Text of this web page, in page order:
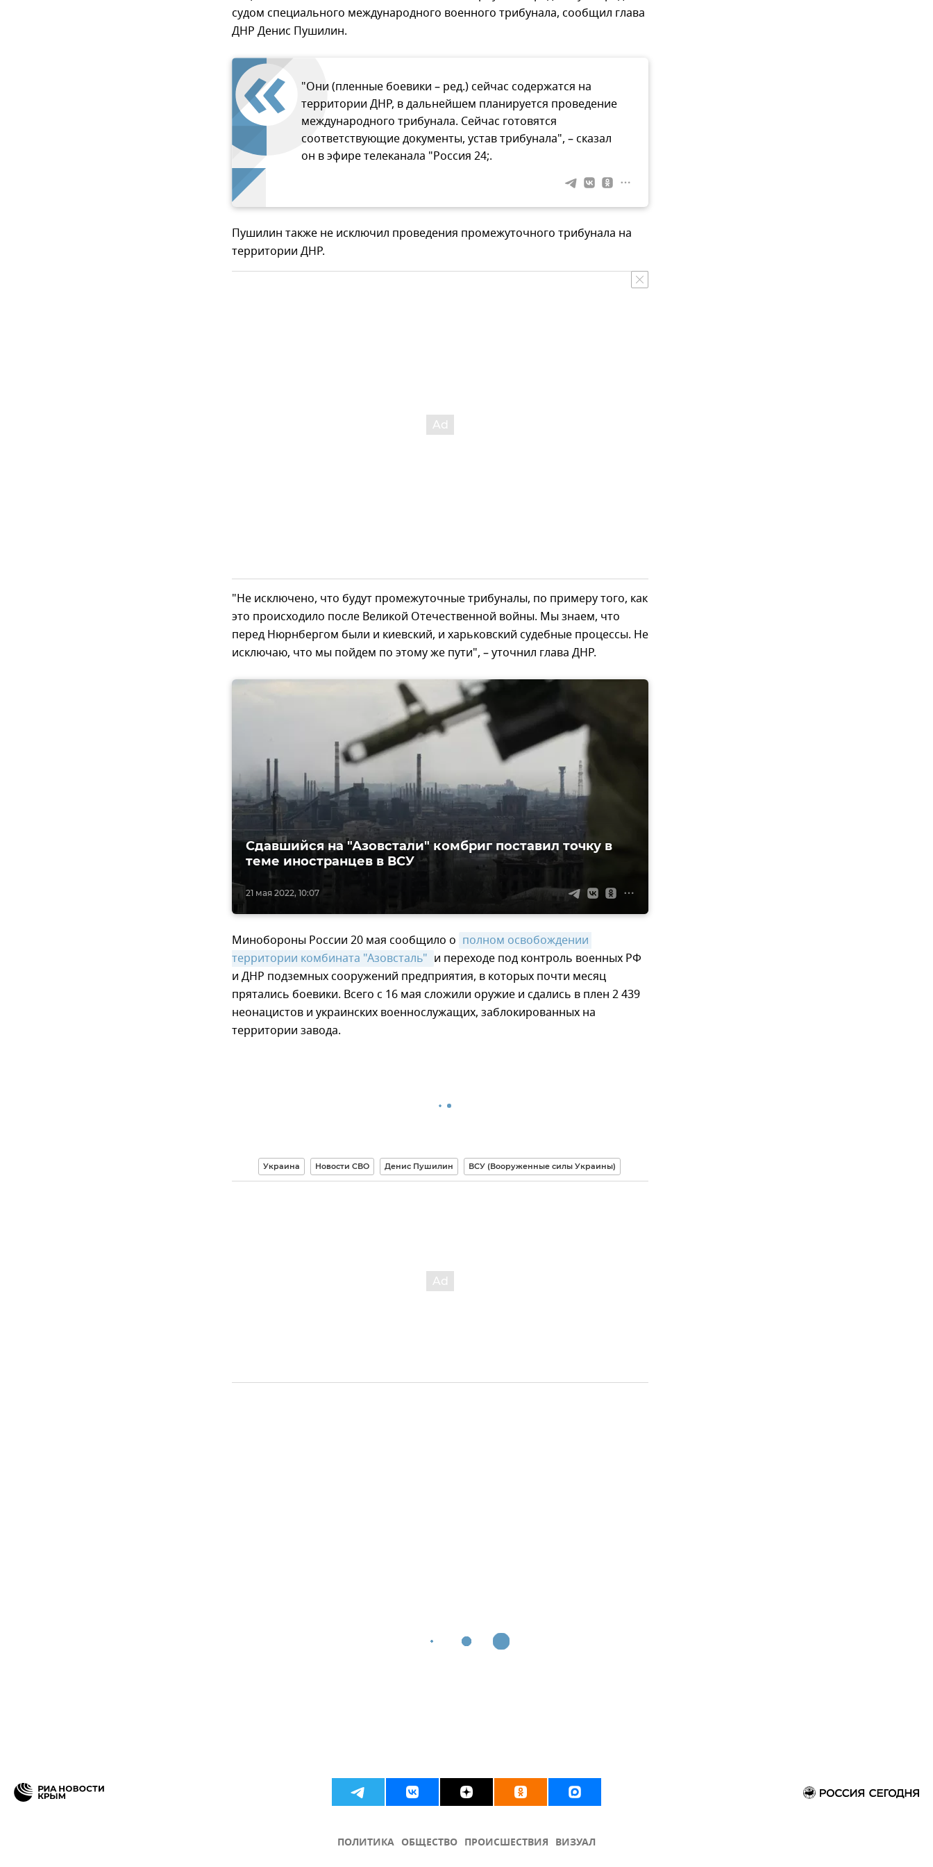
судом специального международного военного трибунала, сообщил глава
ДНР Денис Пушилин.
"Они (пленные боевики – ред.) сейчас содержатся на
территории ДНР, в дальнейшем планируется проведение
международного трибунала. Сейчас готовятся
соответствующие документы, устав трибунала", – сказал
он в эфире телеканала "Россия 24;.
Пушилин также не исключил проведения промежуточного трибунала на
территории ДНР.
"Не исключено, что будут промежуточные трибуналы, по примеру того, как
это происходило после Великой Отечественной войны. Мы знаем, что
перед Нюрнбергом были и киевский, и харьковский судебные процессы. Не
исключаю, что мы пойдем по этому же пути", – уточнил глава ДНР.
21 мая 2022, 10:07
Сдавшийся на "Азовстали" комбриг поставил точку в
теме иностранцев в ВСУ
Минобороны России 20 мая сообщило о полном освобождении
территории комбината "Азовсталь" и переходе под контроль военных РФ
и ДНР подземных сооружений предприятия, в которых почти месяц
прятались боевики. Всего с 16 мая сложили оружие и сдались в плен 2 439
неонацистов и украинских военнослужащих, заблокированных на
территории завода.
Украина Новости СВО Денис Пушилин ВСУ (Вооруженные силы Украины)
ПОЛИТИКА ОБЩЕСТВО ПРОИСШЕСТВИЯ ВИЗУАЛ